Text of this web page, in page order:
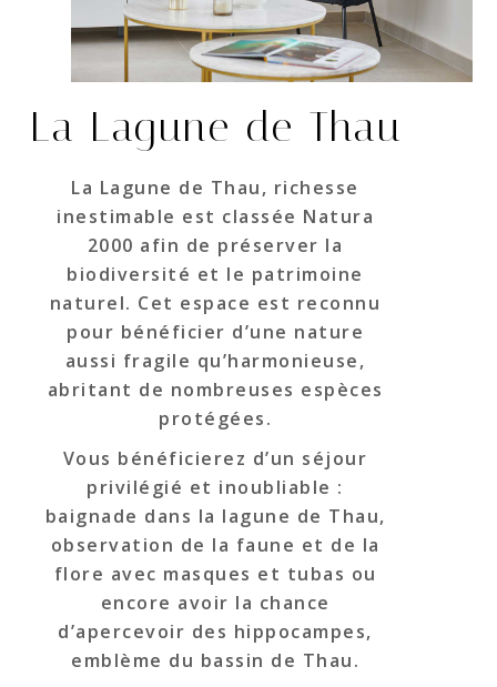
La Lagune de Thau
La Lagune de Thau, richesse
inestimable est classée Natura
2000 afin de préserver la
biodiversité et le patrimoine
naturel. Cet espace est reconnu
pour bénéficier d’une nature
aussi fragile qu’harmonieuse,
abritant de nombreuses espèces
protégées.
Vous bénéficierez d’un séjour
privilégié et inoubliable :
baignade dans la lagune de Thau,
observation de la faune et de la
flore avec masques et tubas ou
encore avoir la chance
d’apercevoir des hippocampes,
emblème du bassin de Thau.